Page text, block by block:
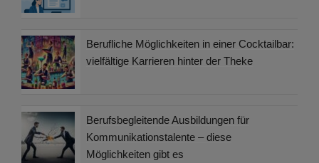
Berufliche Möglichkeiten in einer Cocktailbar:
vielfältige Karrieren hinter der Theke
Berufsbegleitende Ausbildungen für
Kommunikationstalente – diese
Möglichkeiten gibt es